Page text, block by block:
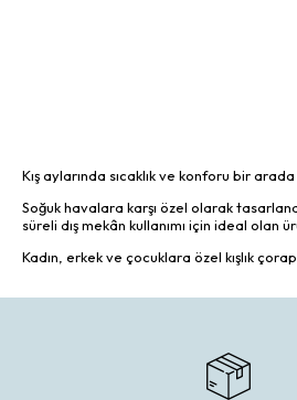
Kış aylarında sıcaklık ve konforu bir
Soğuk havalara karşı özel olarak
süreli dış mekân kullanımı için ideal olan
Kadın, erkek ve çocuklara özel kışlık